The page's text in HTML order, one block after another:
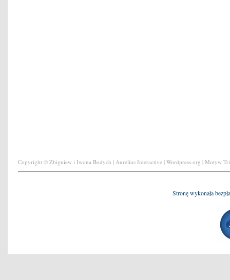
Copyright © Zbigniew i Iwona Bodych | Aurelius Interactive | Wordpress.org | Motyw
Stronę wykonała